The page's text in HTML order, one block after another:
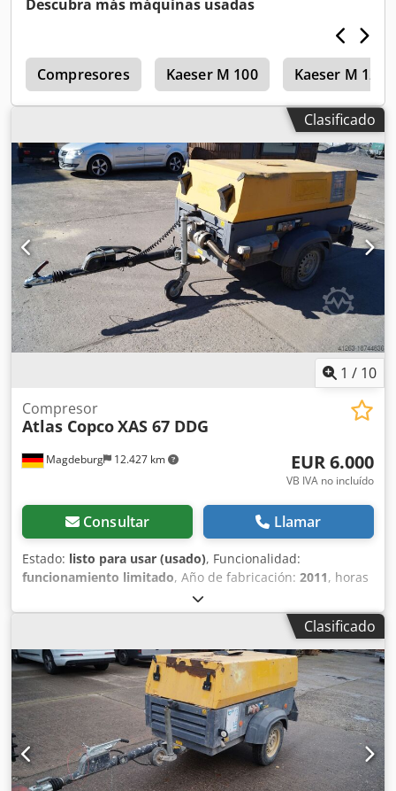
Voltios, 2 x 400 Voltios, núm. de serie YA3062560C0262053,
doblado, falta la cubierta de la correa trapezoidal, falta la
rejilla del ventilador. Dodpfxozbiice Apqekr
Descubra más máquinas usadas
Compresores Kaeser M 100 Kaeser M 121
Clasificado
1 / 10
Magdeburg 12.427 km
Compresor
Atlas CopcoXAS 67 DDG
EUR 6.000
VB IVA no incluído
Consultar Llamar
Estado: listo para usar (usado), Funcionalidad:
funcionamiento limitado, Año de fabricación: 2011, horas
, Equipamiento:
Compresor Atlas Copco XAS 67 DDG, año de fabricación
2011, 1192 horas de funcionamiento, caudal volumétrico
3,5 m³, alimentación de emergencia 12,5 kVA, conexiones 1
x 230 voltios, 2 x 400 voltios, número de serie
YA3062566B0165583, homologación disponible, el fusible
se funde al conectar la alimentación de emergencia, filtro
de hollín aguas abajo SMF-MR Dkodpfx Ajv Rbufspqor
Clasificado